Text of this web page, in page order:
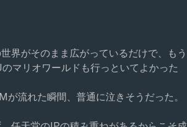
界がそのまま広がっているだけで、もう
マリオワールドも行っといてよかった
流れた瞬間、普通に泣きそうだった。